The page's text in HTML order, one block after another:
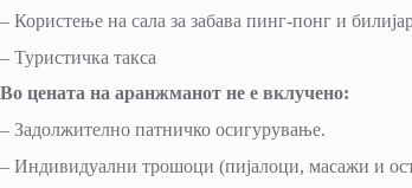
– Користење на сала за забава пинг-понг и
– Туристичка такса
Во цената на аранжманот не е вклучено:
– Задолжително патничко осигурување.
– Индивидуални трошоци (пијалоци, масажи и